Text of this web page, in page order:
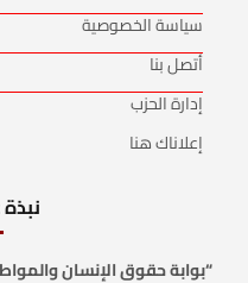
سياسة الخصوصية
أتصل بنا
إدارة الحزب
إعلاناك هنا
نبذة
“بوابة حقوق الإنسان